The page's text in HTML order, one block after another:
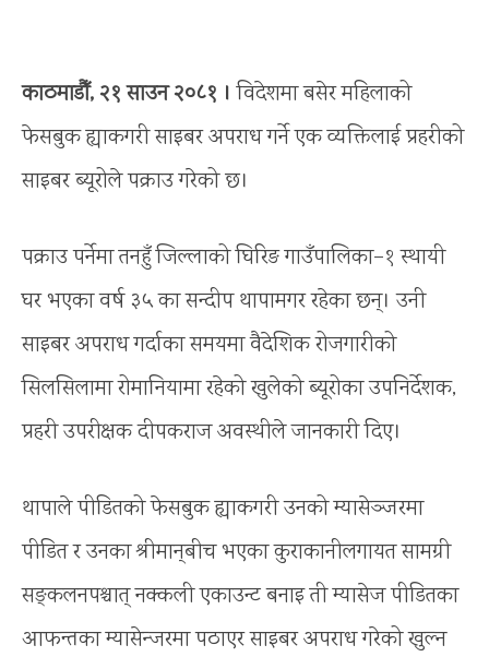
काठमाडौँ, २१ साउन २०८१ । विदेशमा बसेर महिलाको
फेसबुक ह्याकगरी साइबर अपराध गर्ने एक व्यक्तिलाई प्रहरीको
साइबर ब्यूरोले पक्राउ गरेको छ।
पक्राउ पर्नेमा तनहुँ जिल्लाको घिरिङ गाउँपालिका–१ स्थायी
घर भएका वर्ष ३५ का सन्दीप थापामगर रहेका छन्। उनी
साइबर अपराध गर्दाका समयमा वैदेशिक रोजगारीको
सिलसिलामा रोमानियामा रहेको खुलेको ब्यूरोका उपनिर्देशक,
प्रहरी उपरीक्षक दीपकराज अवस्थीले जानकारी दिए।
थापाले पीडितको फेसबुक ह्याकगरी उनको म्यासेञ्जरमा
पीडित र उनका श्रीमान्‌बीच भएका कुराकानीलगायत सामग्री
सङ्कलनपश्चात् नक्कली एकाउन्ट बनाइ ती म्यासेज पीडितका
आफन्तका म्यासेन्जरमा पठाएर साइबर अपराध गरेको खुल्न